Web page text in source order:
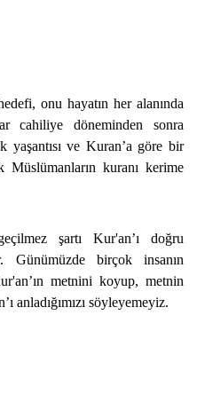
onu hayatın her alanında
cahiliye döneminden sonra
yaşantısı ve Kuran’a göre bir
Müslümanların kuranı kerime
şartı Kur'an’ı doğru
Günümüzde birçok insanın
metnini koyup, metnin
anladığımızı söyleyemeyiz.